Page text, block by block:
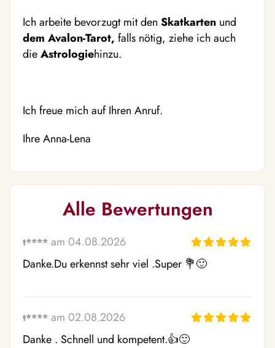
Ich arbeite bevorzugt mit den Skatkarten und
dem Avalon-Tarot, falls nötig, ziehe ich auch
dieAstrologiehinzu.
Ich freue mich auf Ihren Anruf.
Ihre Anna-Lena
Alle Bewertungen
t**** am 04.08.2026
Danke.Du erkennst sehr viel .Super 💐🙂
t**** am 02.08.2026
Danke . Schnell und kompetent.👍🙂